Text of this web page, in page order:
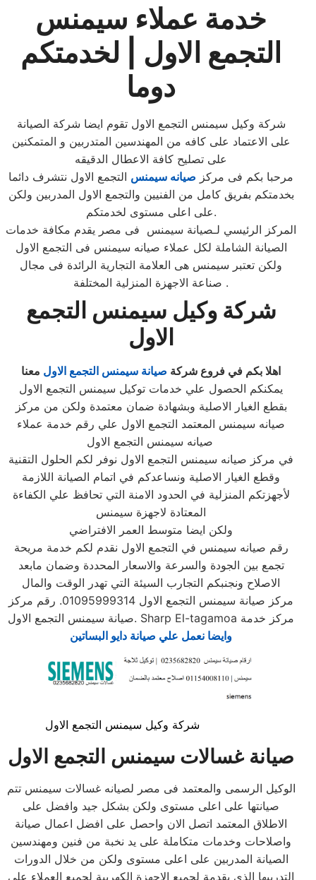
خدمة عملاء سيمنس
التجمع الاول | لخدمتكم
دوما
شركة وكيل سيمنس التجمع الاول تقوم ايضا شركة الصيانة
على الاعتماد على كافه من المهندسين المتدربين و المتمكنين
على تصليح كافة الاعطال الدقيقه
مرحبا بكم فى مركز صيانه سيمنس التجمع الاول نتشرف دائما
بخدمتكم بفريق كامل من الفنيين والتجمع الاول المدربين ولكن
على اعلى مستوى لخدمتكم.
المركز الرئيسي لـصيانة سيمنس فى مصر يقدم مكافة خدمات
الصيانة الشاملة لكل عملاء صيانه سيمنس فى التجمع الاول
ولكن تعتبر سيمنس هى العلامة التجارية الرائدة فى مجال
صناعة الاجهزة المنزلية المختلفة .
شركة وكيل سيمنس التجمع
الاول
اهلا بكم في فروع شركة صيانة سيمنس التجمع الاول معنا
يمكنكم الحصول علي خدمات توكيل سيمنس التجمع الاول
بقطع الغيار الاصلية وبشهادة ضمان معتمدة ولكن من مركز
صيانه سيمنس المعتمد التجمع الاول علي رقم خدمة عملاء
صيانه سيمنس التجمع الاول
في مركز صيانه سيمنس التجمع الاول نوفر لكم الحلول التقنية
وقطع الغيار الاصلية ونساعدكم في اتمام الصيانة اللازمة
لأجهزتكم المنزلية في الحدود الامنة التي تحافظ علي الكفاءة
المعتادة لاجهزة سيمنس
ولكن ايضا متوسط العمر الافتراضي
رقم صيانه سيمنس في التجمع الاول نقدم لكم خدمة مريحة
تجمع بين الجودة والسرعة والاسعار المحددة وضمان مابعد
الاصلاح ونجنبكم التجارب السيئة التي تهدر الوقت والمال
مركز صيانة سيمنس التجمع الاول 01095999314. رقم مركز
صيانة سيمنس التجمع الاول. Sharp El-tagamoa مركز خدمة
وايضا نعمل علي صيانة دايو البساتين
شركة وكيل سيمنس التجمع الاول
صيانة غسالات سيمنس التجمع الاول
الوكيل الرسمى والمعتمد فى مصر لصيانه غسالات سيمنس تتم
صيانتها على اعلى مستوى ولكن بشكل جيد وافضل على
الاطلاق المعتمد اتصل الان واحصل على افضل اعمال صيانة
واصلاحات وخدمات متكاملة على يد نخبة من فنين ومهندسين
الصيانة المدربين على اعلى مستوى ولكن من خلال الدورات
التدربيها الذى يقدمة لجميع الاجهزة الكهربية لجميع العملاء على